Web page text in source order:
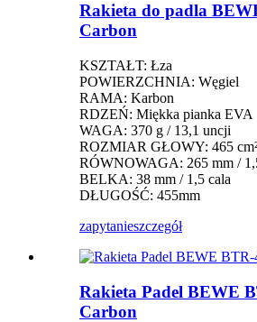
Rakieta do padla
Carbon
KSZTAŁT: Łza
POWIERZCHNIA: Węgiel
RAMA: Karbon
RDZEŃ: Miękka pianka EVA
WAGA: 370 g / 13,1 uncji
ROZMIAR GŁOWY: 465
RÓWNOWAGA: 265 mm /
BELKA: 38 mm / 1,5 cala
DŁUGOŚĆ: 455mm
zapytanieszczegół
Rakieta Padel BEWE
Carbon